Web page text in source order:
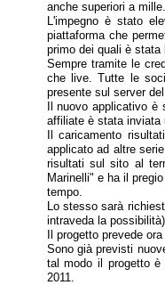
anche superiori a mille.
L'impegno è stato
piattaforma che
primo dei quali è
Sempre tramite le
che live. Tutte le
presente sul server
Il nuovo applicativo
affiliate è stata inviata
Il caricamento
applicato ad altre
risultati sul sito al
Marinelli" e ha il
tempo.
Lo stesso sarà
intraveda la
Il progetto prevede
Sono già previsti
tal modo il progetto è
2011.